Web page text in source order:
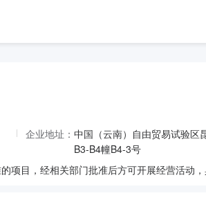
企业地址： 中国（云南）自由贸易试验区
B3-B4幢B4-3号